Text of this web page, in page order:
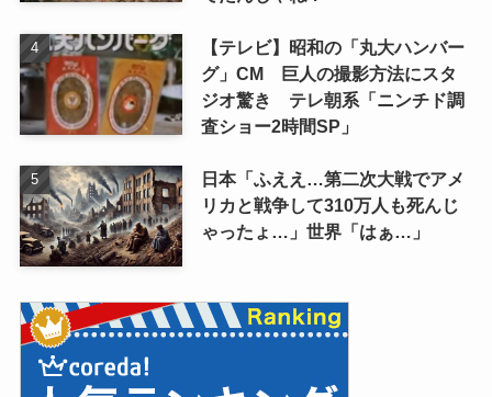
【テレビ】昭和の「丸大ハンバー
グ」CM 巨人の撮影方法にスタ
ジオ驚き テレ朝系「ニンチド調
査ショー2時間SP」
日本「ふええ…第二次大戦でアメ
リカと戦争して310万人も死んじ
ゃったょ…」世界「はぁ…」